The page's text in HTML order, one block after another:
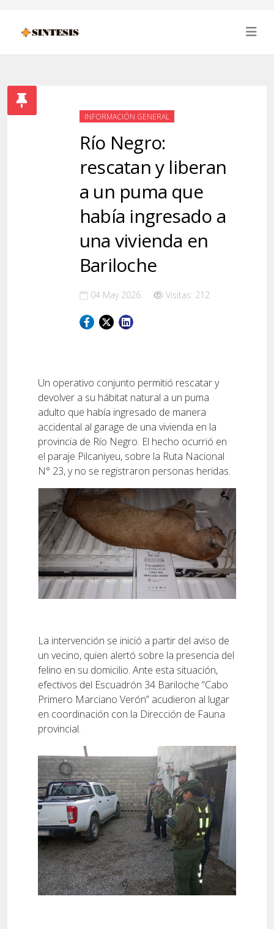
INFORMACIÓN GENERAL
Río Negro:
rescatan y liberan
a un puma que
había ingresado a
una vivienda en
Bariloche
04 May 2026 Visitas: 212
Un operativo conjunto permitió rescatar y
devolver a su hábitat natural a un puma
adulto que había ingresado de manera
accidental al garage de una vivienda en la
provincia de Río Negro. El hecho ocurrió en
el paraje Pilcaniyeu, sobre la Ruta Nacional
N° 23, y no se registraron personas heridas.
La intervención se inició a partir del aviso de
un vecino, quien alertó sobre la presencia del
felino en su domicilio. Ante esta situación,
efectivos del Escuadrón 34 Bariloche “Cabo
Primero Marciano Verón” acudieron al lugar
en coordinación con la Dirección de Fauna
provincial.